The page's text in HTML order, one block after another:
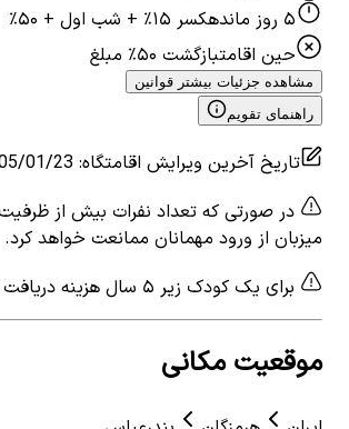
۵ روز مانده
کسر ۱۵٪ + شب اول + ۵۰٪
حین اقامتبازگشت ۵۰٪ مبلغ
مشاهده جزئیات بیشتر قوانین
راهنمای تقویم
تاریخ آخرین ویرایش اقامتگاه:
01/23
در صورتی که تعداد نفرات بیش از
میزبان از ورود مهمانان ممانعت خواهد کرد.
برای یک کودک زیر ۵ سال هزینه دریافت نمی‌شود.
موقعیت مکانی